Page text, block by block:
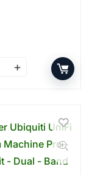
lei.
PoE – Dual –
Point Ubiquiti U6